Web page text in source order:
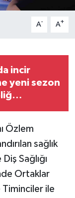
A- A+
incir
yeni sezon
Özlem
sağlık
Sağlığı
Ortaklar
Timinciler ile